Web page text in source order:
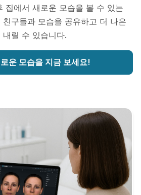
집에서 새로운 모습을 볼 수 있는
구들과 모습을 공유하고 더 나은
릴 수 있습니다.
운 모습을 지금 보세요!